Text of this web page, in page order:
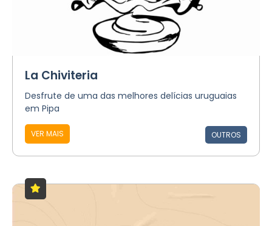
La Chiviteria
Desfrute de uma das melhores delícias uruguaias
em Pipa
VER MAIS OUTROS